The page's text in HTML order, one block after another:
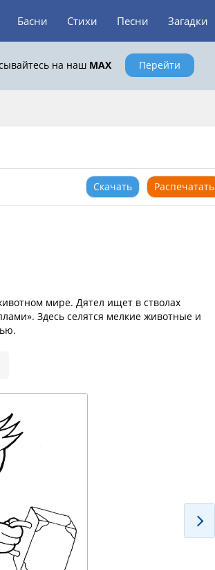
Басни Стихи Песни Загадки
на наш MAX Перейти
Скачать Распечатать
мире. Дятел ищет в стволах
Здесь селятся мелкие животные и